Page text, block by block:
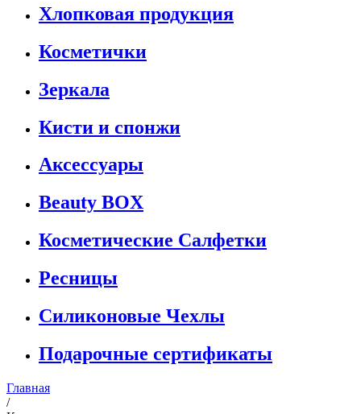
Хлопковая продукция
Косметички
Зеркала
Кисти и спонжи
Аксессуары
Beauty BOX
Косметические Салфетки
Ресницы
Силиконовые Чехлы
Подарочные сертификаты
Главная
/